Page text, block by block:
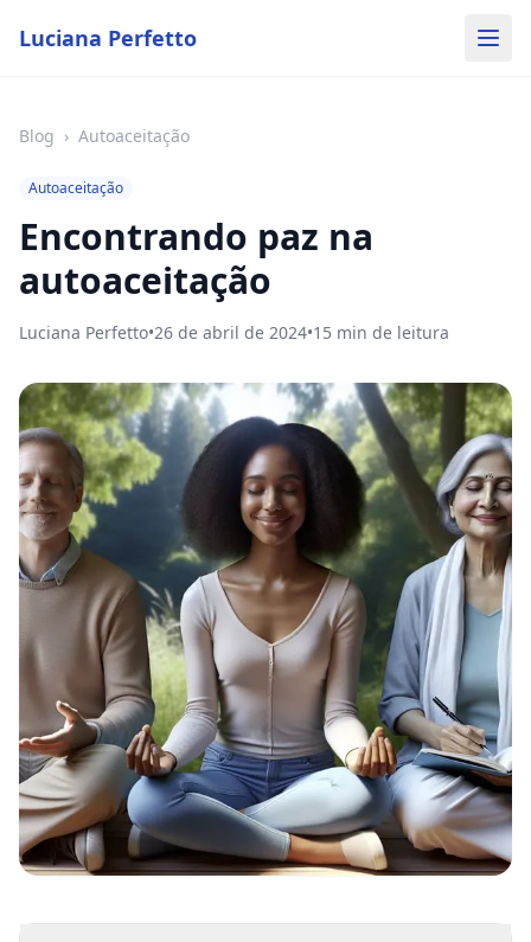
Luciana Perfetto
Blog › Autoaceitação
Autoaceitação
Encontrando paz na
autoaceitação
Luciana Perfetto•26 de abril de 2024•15 min de leitura